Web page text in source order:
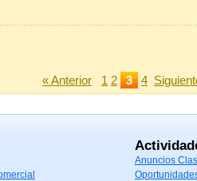
« Anterior 1 2 3 4
Anuncios